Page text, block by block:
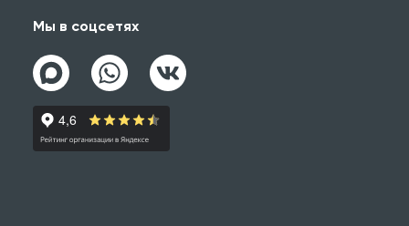
Мы в соцсетях